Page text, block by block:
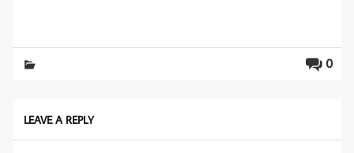
0
LEAVE A REPLY